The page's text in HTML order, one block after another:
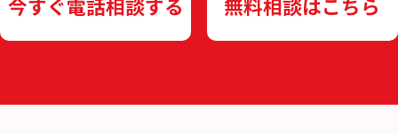
今すぐ電話相談する 無料相談はこちら